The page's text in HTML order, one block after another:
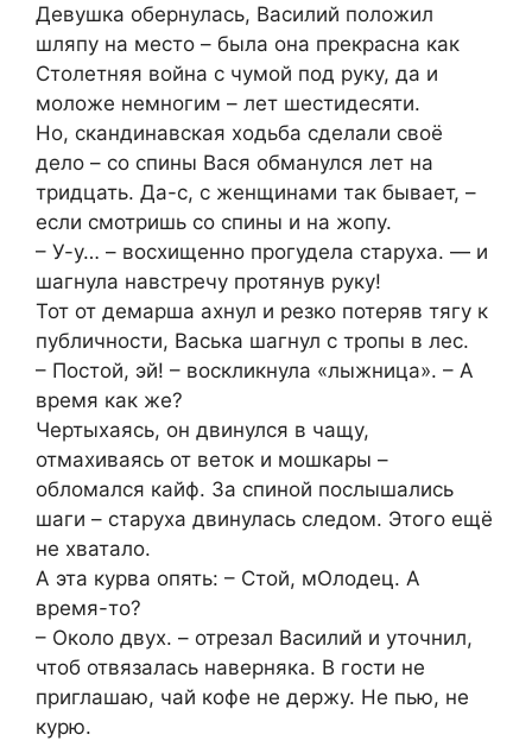
Девушка обернулась, Василий положил
шляпу на место – была она прекрасна как
Столетняя война с чумой под руку, да и
моложе немногим – лет шестидесяти.
Но, скандинавская ходьба сделали своё
дело – со спины Вася обманулся лет на
тридцать. Да-с, с женщинами так бывает, –
если смотришь со спины и на жопу.
– У-у… – восхищенно прогудела старуха. — и
шагнула навстречу протянув руку!
Тот от демарша ахнул и резко потеряв тягу к
публичности, Васька шагнул с тропы в лес.
– Постой, эй! – воскликнула «лыжница». – А
время как же?
Чертыхаясь, он двинулся в чащу,
отмахиваясь от веток и мошкары –
обломался кайф. За спиной послышались
шаги – старуха двинулась следом. Этого ещё
не хватало.
А эта курва опять: – Стой, мОлодец. А
время-то?
– Около двух. – отрезал Василий и уточнил,
чтоб отвязалась наверняка. В гости не
приглашаю, чай кофе не держу. Не пью, не
курю.